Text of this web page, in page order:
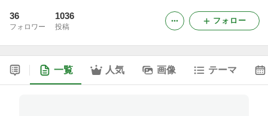
36
フォロワー
1036
投稿
フォロー
一覧 人気 画像 テーマ